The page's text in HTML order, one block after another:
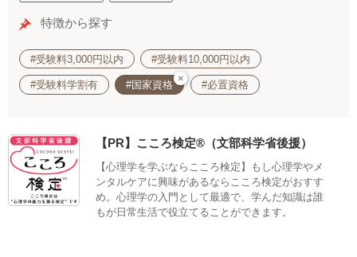
特徴から探す
#受験料3,000円以内 #受験料10,000円以内
#受験料学割有 #国家資格
×
#必置資格
【PR】こころ検定®（文部科学省後援）
【心理学を学ぶならこころ検定】もし心理学やメ
ンタルケアに興味があるならこころ検定がおすす
め。心理学の入門として最適で、学んだ知識は誰
もが日常生活で役立てることができます。